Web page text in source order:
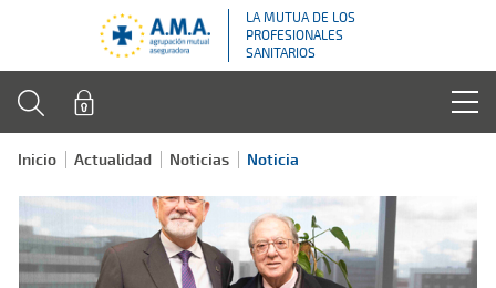
LA MUTUA DE LOS
PROFESIONALES
SANITARIOS
Inicio Actualidad Noticias Noticia